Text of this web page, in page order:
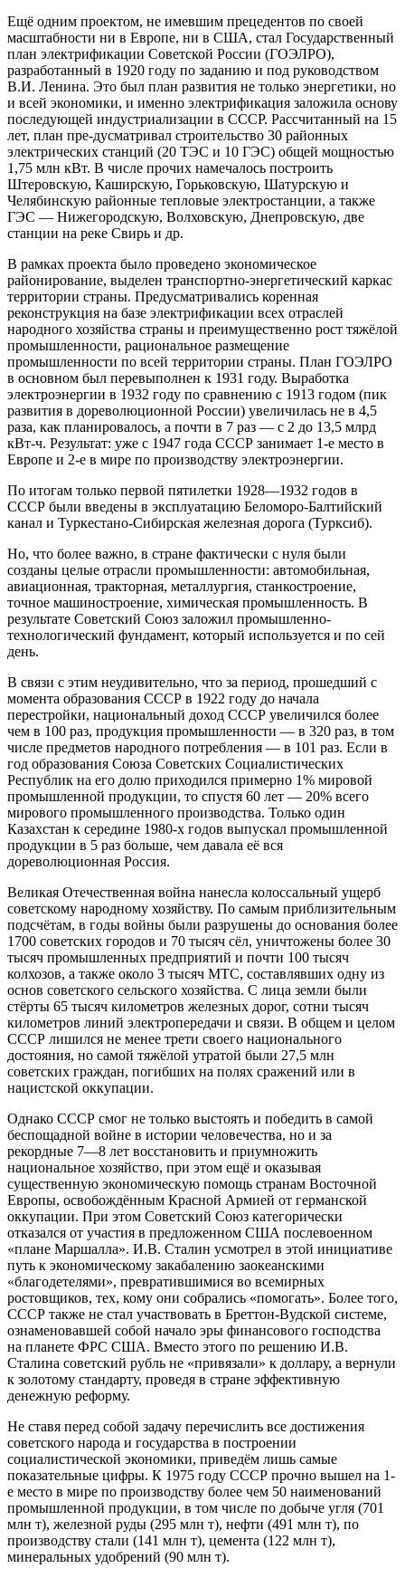
Ещё одним проектом, не имевшим прецедентов по своей
масштабности ни в Европе, ни в США, стал Государственный
план электрификации Советской России (ГОЭЛРО),
разработанный в 1920 году по заданию и под руководством
В.И. Ленина. Это был план развития не только энергетики, но
и всей экономики, и именно электрификация заложила основу
последующей индустриализации в СССР. Рассчитанный на 15
лет, план пре-дусматривал строительство 30 районных
электрических станций (20 ТЭС и 10 ГЭС) общей мощностью
1,75 млн кВт. В числе прочих намечалось построить
Штеровскую, Каширскую, Горьковскую, Шатурскую и
Челябинскую районные тепловые электростанции, а также
ГЭС — Нижегородскую, Волховскую, Днепровскую, две
станции на реке Свирь и др.
В рамках проекта было проведено экономическое
районирование, выделен транспортно-энергетический каркас
территории страны. Предусматривались коренная
реконструкция на базе электрификации всех отраслей
народного хозяйства страны и преимущественно рост тяжёлой
промышленности, рациональное размещение
промышленности по всей территории страны. План ГОЭЛРО
в основном был перевыполнен к 1931 году. Выработка
электроэнергии в 1932 году по сравнению с 1913 годом (пик
развития в дореволюционной России) увеличилась не в 4,5
раза, как планировалось, а почти в 7 раз — с 2 до 13,5 млрд
кВт-ч. Результат: уже с 1947 года СССР занимает 1-е место в
Европе и 2-е в мире по производству электроэнергии.
По итогам только первой пятилетки 1928—1932 годов в
СССР были введены в эксплуатацию Беломоро-Балтийский
канал и Туркестано-Сибирская железная дорога (Турксиб).
Но, что более важно, в стране фактически с нуля были
созданы целые отрасли промышленности: автомобильная,
авиационная, тракторная, металлургия, станкостроение,
точное машиностроение, химическая промышленность. В
результате Советский Союз заложил промышленно-
технологический фундамент, который используется и по сей
день.
В связи с этим неудивительно, что за период, прошедший с
момента образования СССР в 1922 году до начала
перестройки, национальный доход СССР увеличился более
чем в 100 раз, продукция промышленности — в 320 раз, в том
числе предметов народного потребления — в 101 раз. Если в
год образования Союза Советских Социалистических
Республик на его долю приходился примерно 1% мировой
промышленной продукции, то спустя 60 лет — 20% всего
мирового промышленного производства. Только один
Казахстан к середине 1980-х годов выпускал промышленной
продукции в 5 раз больше, чем давала её вся
дореволюционная Россия.
Великая Отечественная война нанесла колоссальный ущерб
советскому народному хозяйству. По самым приблизительным
подсчётам, в годы войны были разрушены до основания более
1700 советских городов и 70 тысяч сёл, уничтожены более 30
тысяч промышленных предприятий и почти 100 тысяч
колхозов, а также около 3 тысяч МТС, составлявших одну из
основ советского сельского хозяйства. С лица земли были
стёрты 65 тысяч километров железных дорог, сотни тысяч
километров линий электропередачи и связи. В общем и целом
СССР лишился не менее трети своего национального
достояния, но самой тяжёлой утратой были 27,5 млн
советских граждан, погибших на полях сражений или в
нацистской оккупации.
Однако СССР смог не только выстоять и победить в самой
беспощадной войне в истории человечества, но и за
рекордные 7—8 лет восстановить и приумножить
национальное хозяйство, при этом ещё и оказывая
существенную экономическую помощь странам Восточной
Европы, освобождённым Красной Армией от германской
оккупации. При этом Советский Союз категорически
отказался от участия в предложенном США послевоенном
«плане Маршалла». И.В. Сталин усмотрел в этой инициативе
путь к экономическому закабалению заокеанскими
«благодетелями», превратившимися во всемирных
ростовщиков, тех, кому они собрались «помогать». Более того,
СССР также не стал участвовать в Бреттон-Вудской системе,
ознаменовавшей собой начало эры финансового господства
на планете ФРС США. Вместо этого по решению И.В.
Сталина советский рубль не «привязали» к доллару, а вернули
к золотому стандарту, проведя в стране эффективную
денежную реформу.
Не ставя перед собой задачу перечислить все достижения
советского народа и государства в построении
социалистической экономики, приведём лишь самые
показательные цифры. К 1975 году СССР прочно вышел на 1-
е место в мире по производству более чем 50 наименований
промышленной продукции, в том числе по добыче угля (701
млн т), железной руды (295 млн т), нефти (491 млн т), по
производству стали (141 млн т), цемента (122 млн т),
минеральных удобрений (90 млн т).